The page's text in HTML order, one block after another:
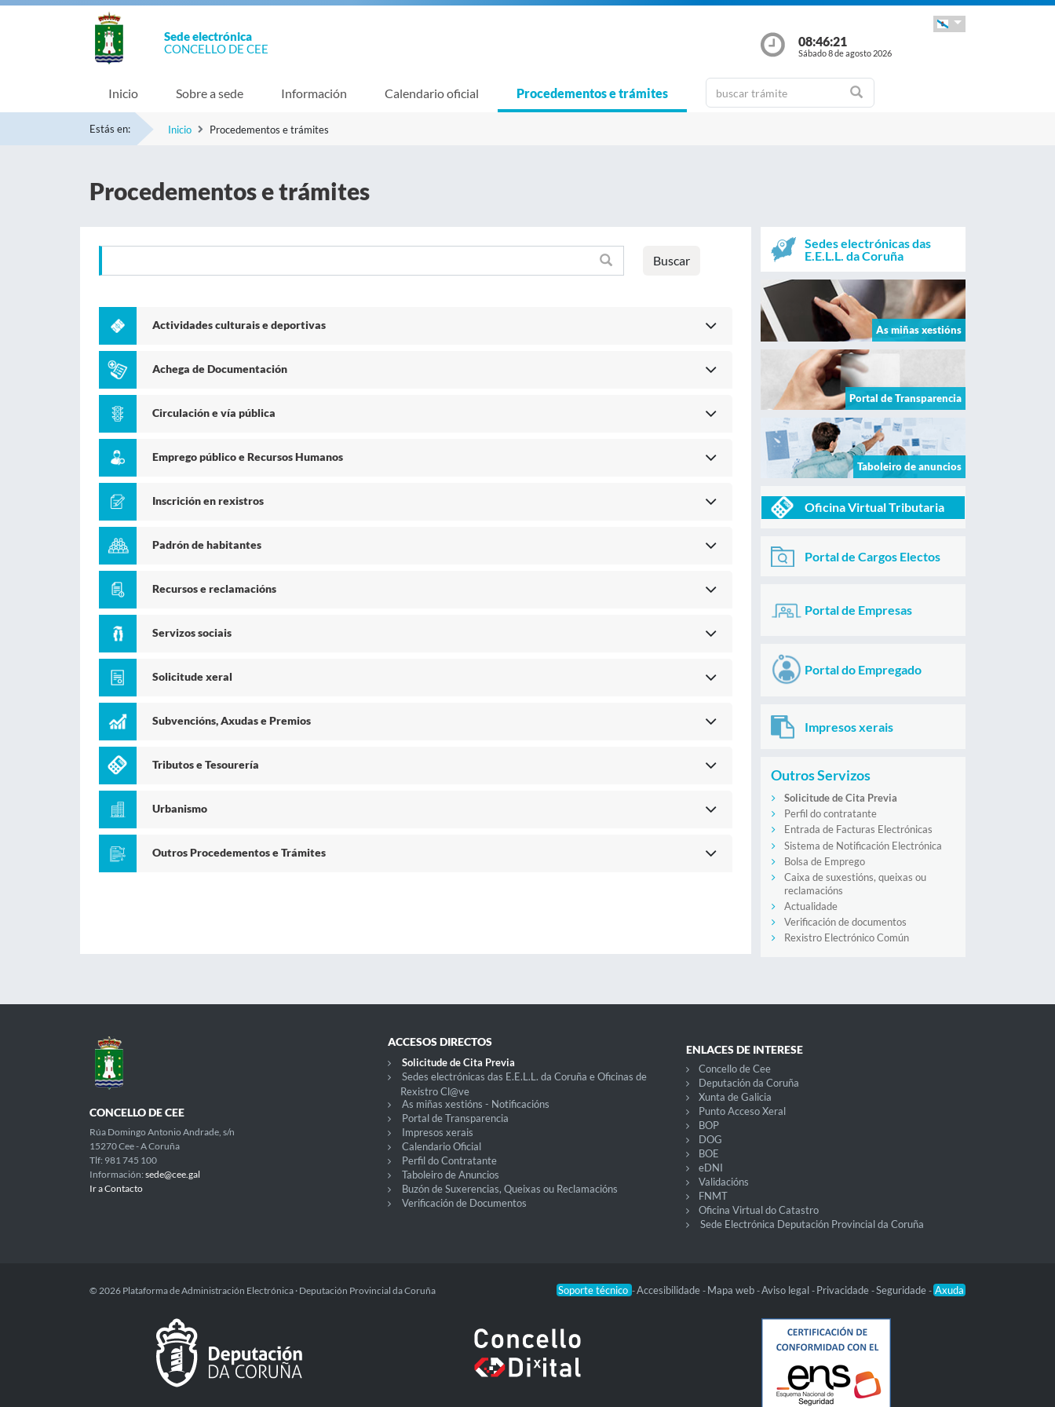
Sede electrónica
CONCELLO DE CEE
08:46:21
Sábado 8 de agosto 2026
Inicio Sobre a sede Información Calendario oficial Procedementos e trámites
Estás en: Inicio Procedementos e trámites
Procedementos e trámites
Buscar
Actividades culturais e deportivas
Achega de Documentación
Circulación e vía pública
Emprego público e Recursos Humanos
Inscrición en rexistros
Padrón de habitantes
Recursos e reclamacións
Servizos sociais
Solicitude xeral
Subvencións, Axudas e Premios
Tributos e Tesourería
Urbanismo
Outros Procedementos e Trámites
Sedes electrónicas das
E.E.L.L. da Coruña
As miñas xestións
Portal de Transparencia
Taboleiro de anuncios
Oficina Virtual Tributaria
Portal de Cargos Electos
Portal de Empresas
Portal do Empregado
Impresos xerais
Outros Servizos
Solicitude de Cita Previa
Perfil do contratante
Entrada de Facturas Electrónicas
Sistema de Notificación Electrónica
Bolsa de Emprego
Caixa de suxestións, queixas ou
reclamacións
Actualidade
Verificación de documentos
Rexistro Electrónico Común
CONCELLO DE CEE
Rúa Domingo Antonio Andrade, s/n
15270 Cee - A Coruña
Tlf: 981 745 100
Información: sede@cee.gal
Ir a Contacto
ACCESOS DIRECTOS
Solicitude de Cita Previa
Sedes electrónicas das E.E.L.L. da Coruña e Oficinas de
Rexistro Cl@ve
As miñas xestións - Notificacións
Portal de Transparencia
Impresos xerais
Calendario Oficial
Perfil do Contratante
Taboleiro de Anuncios
Buzón de Suxerencias, Queixas ou Reclamacións
Verificación de Documentos
ENLACES DE INTERESE
Concello de Cee
Deputación da Coruña
Xunta de Galicia
Punto Acceso Xeral
BOP
DOG
BOE
eDNI
Validacións
FNMT
Oficina Virtual do Catastro
Sede Electrónica Deputación Provincial da Coruña
Soporte técnico -Accesibilidade - Mapa web -Aviso legal - Privacidade -Seguridade - Axuda
© 2026 Plataforma de Administración Electrónica · Deputación Provincial da Coruña